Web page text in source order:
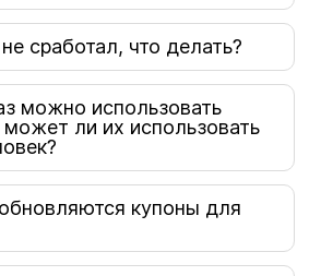
сработал, что делать?
можно использовать
ли их использовать
купоны для